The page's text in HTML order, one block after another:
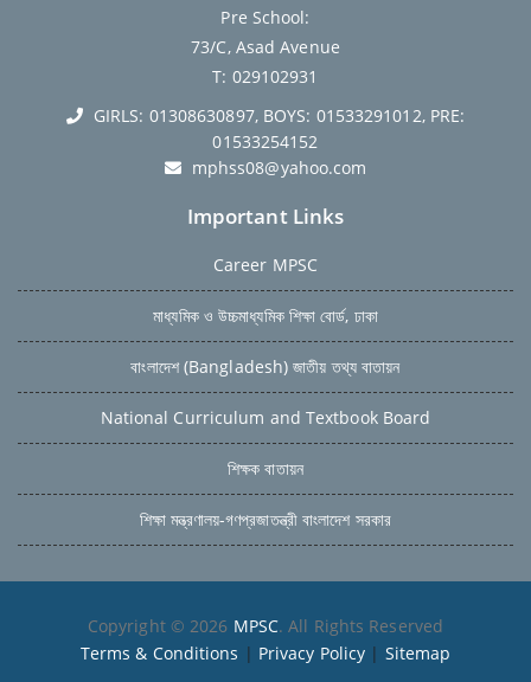
Pre School:
73/C, Asad Avenue
T: 029102931
GIRLS: 01308630897, BOYS: 01533291012, PRE:
01533254152
mphss08@yahoo.com
Important Links
Career MPSC
মাধ্যমিক ও উচ্চমাধ্যমিক শিক্ষা বোর্ড, ঢাকা
বাংলাদেশ (Bangladesh) জাতীয় তথ্য বাতায়ন
National Curriculum and Textbook Board
শিক্ষক বাতায়ন
শিক্ষা মন্ত্রণালয়-গণপ্রজাতন্ত্রী বাংলাদেশ সরকার
Copyright © 2026 MPSC. All Rights Reserved
Terms & Conditions | Privacy Policy | Sitemap